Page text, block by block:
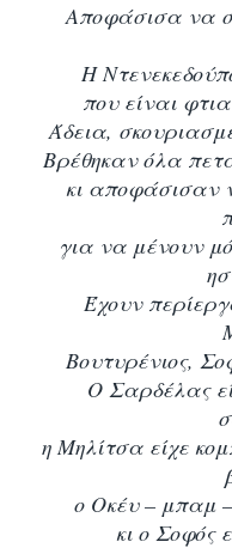
Αποφάσισα να
Η
που είναι
Άδεια,
Βρέθηκαν όλα
κι αποφάσισαν
για να μένουν
Έχουν
Βουτυρένιος,
Ο Σαρδέλας
η Μηλίτσα είχε
ο Οκέυ – μπαμ
κι ο Σοφός